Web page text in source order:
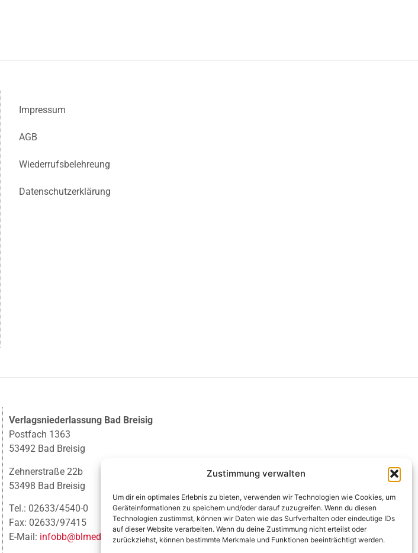
Zustimmung verwalten
Um dir ein optimales Erlebnis zu bieten, verwenden wir Technologien wie Cookies, um
Geräteinformationen zu speichern und/oder darauf zuzugreifen. Wenn du diesen
Technologien zustimmst, können wir Daten wie das Surfverhalten oder eindeutige IDs
auf dieser Website verarbeiten. Wenn du deine Zustimmung nicht erteilst oder
zurückziehst, können bestimmte Merkmale und Funktionen beeinträchtigt werden.
Impressum
AGB
Wiederrufsbelehreung
Datenschutzerklärung
Verlagsniederlassung Bad Breisig
Postfach 1363
53492 Bad Breisig
Zehnerstraße 22b
53498 Bad Breisig
Tel.: 02633/4540-0
Fax: 02633/97415
E-Mail: infobb@blmedien.de